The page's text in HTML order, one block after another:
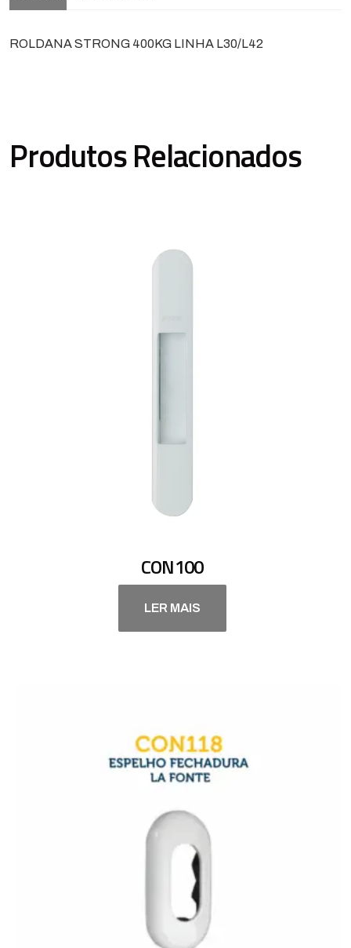
ROLDANA STRONG 400KG LINHA L30/L42
Produtos Relacionados
CON100
LER MAIS